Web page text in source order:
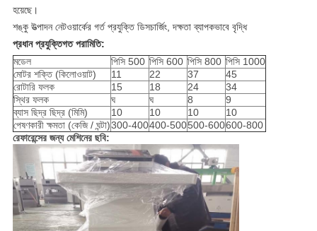
হয়েছে।
শঙ্কু উত্পাদন নেটওয়ার্কের গর্ত প্রযুক্তি ডিসচার্জিং, দক্ষতা ব্যাপকভাবে বৃদ্ধি
প্রধান প্রযুক্তিগত পরামিতি:
মডেল
পিসি 500 পিসি 600 পিসি 800 পিসি 1000
মোটর শক্তি (কিলোওয়াট)
11 22 37
45
রোটারি ফলক
15 18 24
34
স্থির ফলক
ঘ ঘ 8
9
ব্যাস ছিদ্র ছিদ্র (মিমি)
10 10 10
10
পেষণকারী ক্ষমতা (কেজি / ঘন্টা)300-400400-500500-600600-800
রেফারেন্সের জন্য মেশিনের ছবি: